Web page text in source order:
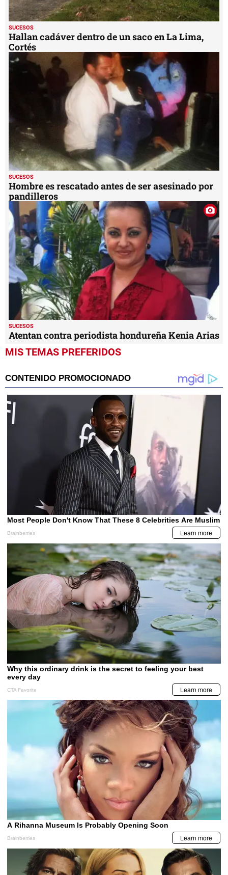
SUCESOS
Hallan cadáver dentro de un saco en La Lima,
Cortés
SUCESOS
Hombre es rescatado antes de ser asesinado por
pandilleros
SUCESOS
Atentan contra periodista hondureña Kenia Arias
MIS TEMAS PREFERIDOS